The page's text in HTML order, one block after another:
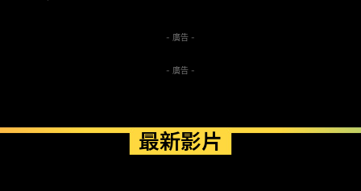
- 廣告 -
- 廣告 -
最新影片